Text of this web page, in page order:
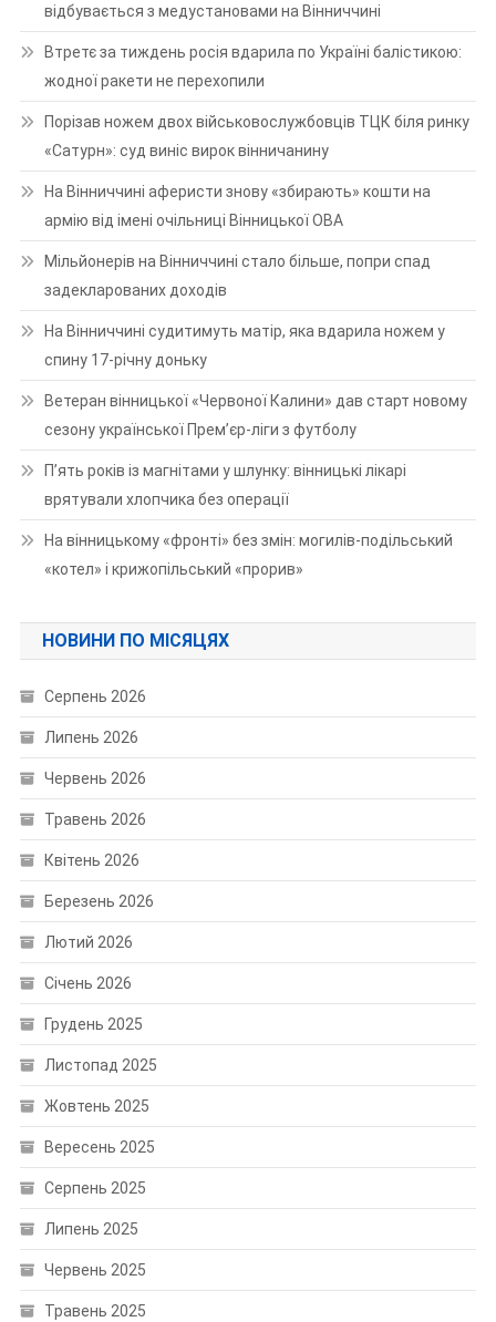
відбувається з медустановами на Вінниччині
Втретє за тиждень росія вдарила по Україні балістикою:
жодної ракети не перехопили
Порізав ножем двох військовослужбовців ТЦК біля ринку
«Сатурн»: суд виніс вирок вінничанину
На Вінниччині аферисти знову «збирають» кошти на
армію від імені очільниці Вінницької ОВА
Мільйонерів на Вінниччині стало більше, попри спад
задекларованих доходів
На Вінниччині судитимуть матір, яка вдарила ножем у
спину 17-річну доньку
Ветеран вінницької «Червоної Калини» дав старт новому
сезону української Прем’єр-ліги з футболу
П’ять років із магнітами у шлунку: вінницькі лікарі
врятували хлопчика без операції
На вінницькому «фронті» без змін: могилів-подільський
«котел» і крижопільський «прорив»
НОВИНИ ПО МІСЯЦЯХ
Серпень 2026
Липень 2026
Червень 2026
Травень 2026
Квітень 2026
Березень 2026
Лютий 2026
Січень 2026
Грудень 2025
Листопад 2025
Жовтень 2025
Вересень 2025
Серпень 2025
Липень 2025
Червень 2025
Травень 2025